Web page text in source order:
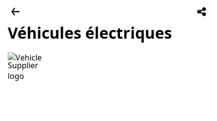
Véhicules électriques